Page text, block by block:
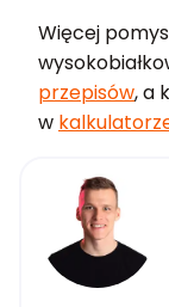
Więcej
przepisów, a
w